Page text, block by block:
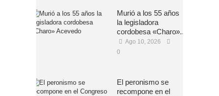
Murió a los 55 años
la legisladora
cordobesa «Charo»...
Ago 10, 2026
0
El peronismo se
recompone en el